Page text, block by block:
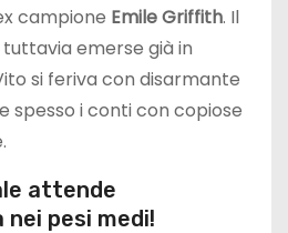
campione Emile Griffith. Il
emerse già in
si feriva con disarmante
spesso i conti con copiose
attende
pesi medi!